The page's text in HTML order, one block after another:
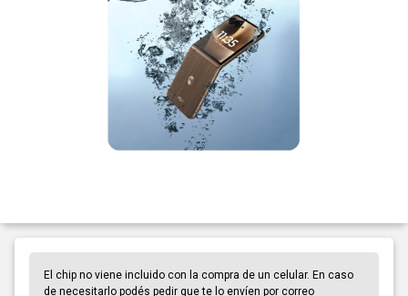
El chip no viene incluido con la compra de un celular. En caso
de necesitarlo podés pedir que te lo envíen por correo